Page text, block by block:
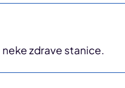
zdrave stanice.